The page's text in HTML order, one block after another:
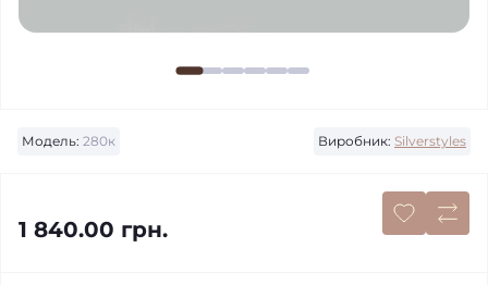
Модель: 280к Виробник: Silverstyles
1 840.00 грн.